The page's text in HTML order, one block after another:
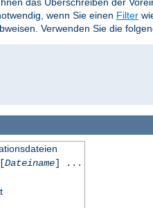
wenn Sie einen Filter
Verwenden Sie die
Dateiname] ...